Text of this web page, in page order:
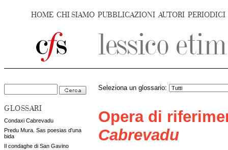
HOME CHI SIAMO PUBBLICAZIONI AUTORI PERIODICI
GLOSSARI
Condaxi Cabrevadu
Predu Mura. Sas poesias d'una
bida
Il condaghe di San Gavino
Seleziona un glossario:
Opera di
Cabrevadu